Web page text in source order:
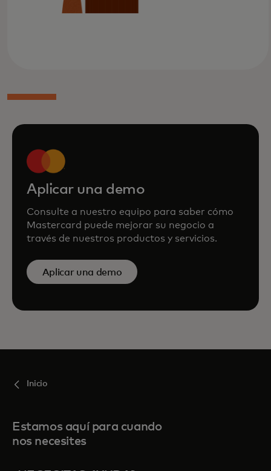
Aplicar una demo
Consulte a nuestro equipo para saber cómo
Mastercard puede mejorar su negocio a
través de nuestros productos y servicios.
Aplicar una demo
Inicio
Estamos aquí para cuando
nos necesites